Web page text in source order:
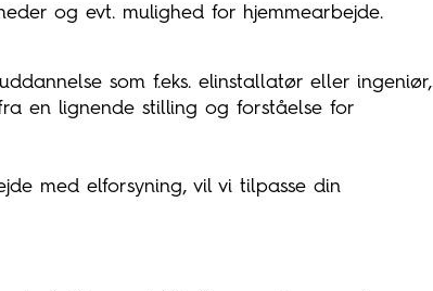
og evt. mulighed for hjemmearbejde.
som f.eks. elinstallatør eller ingeniør,
en lignende stilling og forståelse for
med elforsyning, vil vi tilpasse din